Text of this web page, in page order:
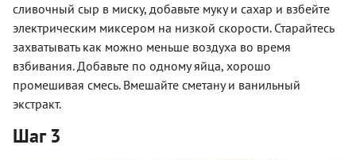
сливочный сыр в миску, добавьте муку и сахар и взбейте
электрическим миксером на низкой скорости. Старайтесь
захватывать как можно меньше воздуха во время
взбивания. Добавьте по одному яйца, хорошо
промешивая смесь. Вмешайте сметану и ванильный
экстракт.
Шаг 3